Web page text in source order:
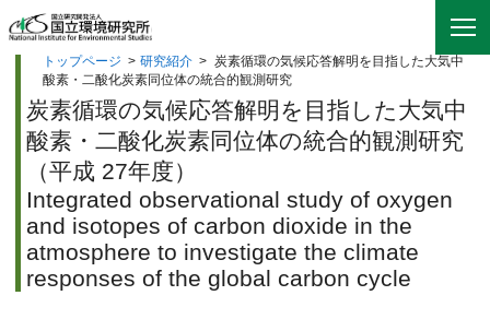
トップページ > 研究紹介 > 炭素循環の気候応答解明を目指した大気中
酸素・二酸化炭素同位体の統合的観測研究
炭素循環の気候応答解明を目指した大気中
酸素・二酸化炭素同位体の統合的観測研究
（平成 27年度）
Integrated observational study of oxygen
and isotopes of carbon dioxide in the
atmosphere to investigate the climate
responses of the global carbon cycle